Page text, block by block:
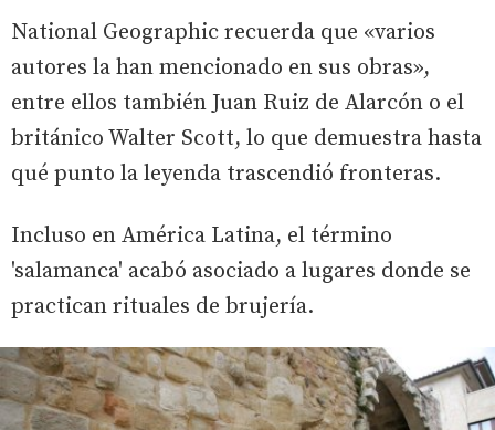
National Geographic recuerda que «varios
autores la han mencionado en sus obras»,
entre ellos también Juan Ruiz de Alarcón o el
británico Walter Scott, lo que demuestra hasta
qué punto la leyenda trascendió fronteras.
Incluso en América Latina, el término
'salamanca' acabó asociado a lugares donde se
practican rituales de brujería.